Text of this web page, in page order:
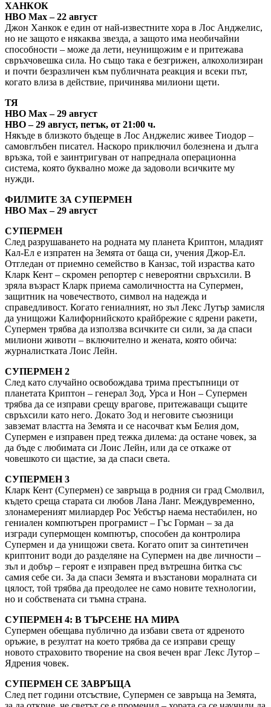
ХАНКОК
HBO Max – 22 август
Джон Ханкок е един от най-известните хора в Лос Анджелис,
но не защото е някаква звезда, а защото има необичайни
способности – може да лети, неунищожим е и притежава
свръхчовешка сила. Но също така е безгрижен, алкохолизиран
и почти безразличен към публичната реакция и всеки път,
когато влиза в действие, причинява милиони щети.
ТЯ
HBO Max – 29 август
HBO – 29 август, петък, от 21:00 ч.
Някъде в близкото бъдеще в Лос Анджелис живее Тиодор –
самовглъбен писател. Наскоро приключил болезнена и дълга
връзка, той е заинтригуван от напреднала операционна
система, която буквално може да задоволи всичките му
нужди.
ФИЛМИТЕ ЗА СУПЕРМЕН
HBO Max – 29 август
СУПЕРМЕН
След разрушаването на родната му планета Криптон, младият
Кал-Ел е изпратен на Земята от баща си, учения Джор-Ел.
Отгледан от приемно семейство в Канзас, той израства като
Кларк Кент – скромен репортер с невероятни свръхсили. В
зряла възраст Кларк приема самоличността на Супермен,
защитник на човечеството, символ на надежда и
справедливост. Когато гениалният, но зъл Лекс Лутър замисля
да унищожи Калифорнийското крайбрежие с ядрени ракети,
Супермен трябва да използва всичките си сили, за да спаси
милиони животи – включително и жената, която обича:
журналистката Лоис Лейн.
СУПЕРМЕН 2
След като случайно освобождава трима престъпници от
планетата Криптон – генерал Зод, Урса и Нон – Супермен
трябва да се изправи срещу врагове, притежаващи същите
свръхсили като него. Докато Зод и неговите съюзници
завземат властта на Земята и се насочват към Белия дом,
Супермен е изправен пред тежка дилема: да остане човек, за
да бъде с любимата си Лоис Лейн, или да се откаже от
човешкото си щастие, за да спаси света.
СУПЕРМЕН 3
Кларк Кент (Супермен) се завръща в родния си град Смолвил,
където среща старата си любов Лана Ланг. Междувременно,
злонамереният милиардер Рос Уебстър наема нестабилен, но
гениален компютърен програмист – Гъс Горман – за да
изгради супермощен компютър, способен да контролира
Супермен и да унищожи света. Когато опит за синтетичен
криптонит води до разделяне на Супермен на две личности –
зъл и добър – героят е изправен пред вътрешна битка със
самия себе си. За да спаси Земята и възстанови моралната си
цялост, той трябва да преодолее не само новите технологии,
но и собствената си тъмна страна.
СУПЕРМЕН 4: В ТЪРСЕНЕ НА МИРА
Супермен обещава публично да избави света от ядреното
оръжие, в резултат на което трябва да се изправи срещу
новото страховито творение на своя вечен враг Лекс Лутор –
Ядрения човек.
СУПЕРМЕН СЕ ЗАВРЪЩА
След пет години отсъствие, Супермен се завръща на Земята,